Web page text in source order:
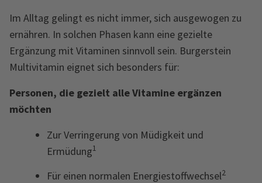
Im Alltag gelingt es nicht immer, sich ausgewogen zu
ernähren. In solchen Phasen kann eine gezielte
Ergänzung mit Vitaminen sinnvoll sein. Burgerstein
Multivitamin eignet sich besonders für:
Personen, die gezielt alle Vitamine ergänzen
möchten
Zur Verringerung von Müdigkeit und
Ermüdung1
Für einen normalen Energiestoffwechsel2